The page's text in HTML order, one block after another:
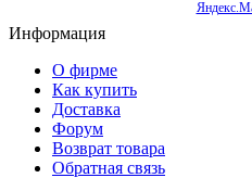
Информация
О фирме
Как купить
Доставка
Форум
Возврат товара
Обратная связь